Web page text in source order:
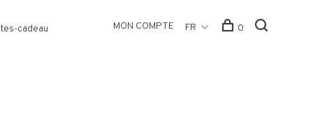
cadeau MON COMPTE FR 0